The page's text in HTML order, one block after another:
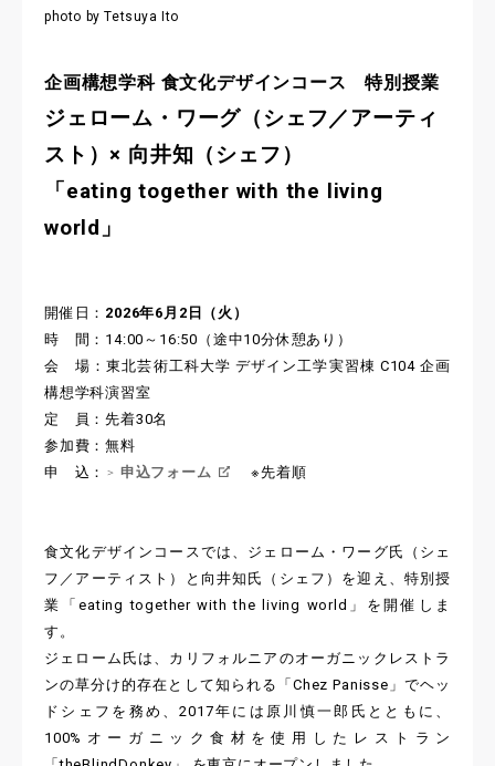
photo by Tetsuya Ito
企画構想学科 食文化デザインコース 特別授業
ジェローム・ワーグ（シェフ／アーティ
スト）× 向井知（シェフ）
「eating together with the living
world」
開催日： 2026年6月2日（火）
時 間：14:00～16:50（途中10分休憩あり）
会 場：東北芸術工科大学 デザイン工学実習棟 C104 企画
構想学科演習室
定 員：先着30名
参加費：無料
申 込：
申込フォーム ※先着順
食文化デザインコースでは、ジェローム・ワーグ氏（シェ
フ／アーティスト）と向井知氏（シェフ）を迎え、特別授
業「eating together with the living world」を開催しま
す。
ジェローム氏は、カリフォルニアのオーガニックレストラ
ンの草分け的存在として知られる「Chez Panisse」でヘッ
ドシェフを務め、2017年には原川慎一郎氏とともに、
100%オーガニック食材を使用したレストラン